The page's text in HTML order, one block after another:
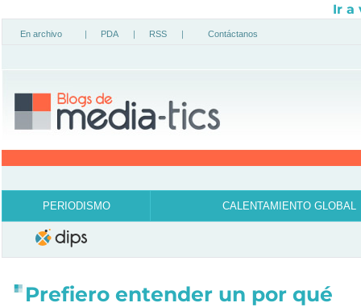
Ir a
En archivo | PDA | RSS | Contáctanos
PERIODISMO CALENTAMIENTO GLOBAL
Prefiero entender un por qué